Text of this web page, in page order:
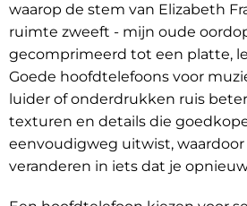
waarop de stem van Elizabeth
ruimte zweeft - mijn oude
gecomprimeerd tot een platte,
Goede hoofdtelefoons voor
luider of onderdrukken ruis
texturen en details die
eenvoudigweg uitwist,
veranderen in iets dat je